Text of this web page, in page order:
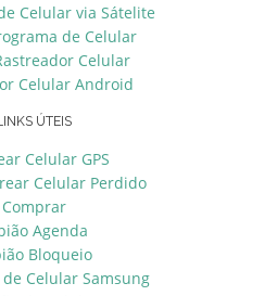
Celular via Sátelite
de Celular
Celular
Celular Android
ÚTEIS
Celular GPS
Celular Perdido
Comprar
Agenda
Bloqueio
Celular Samsung